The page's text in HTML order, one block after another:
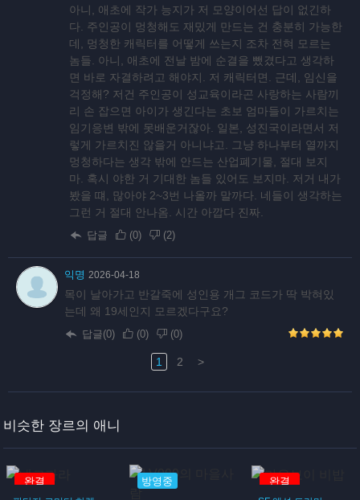
아니, 애초에 작가 능지가 저 모양이어선 답이 없긴하
다. 주인공이 멍청해도 재밌게 만드는 건 충분히 가능한
데, 멍청한 캐릭터를 어떻게 쓰는지 조차 전혀 모르는
놈들. 아니, 애초에 전날 밤에 순결을 뺐겼다고 생각하
면 바로 자결하려고 해야지. 저 캐릭터면. 근데, 임신을
걱정해? 저건 주인공이 성교육이라곤 사랑하는 사람끼
리 손 잡으면 아이가 생긴다는 초보 엄마들이 가르치는
임기응변 밖에 못배운거잖아. 일본, 성진국이라면서 저
렇게 가르치진 않을거 아니냐고. 그냥 하나부터 열까지
멍청하다는 생각 밖에 안드는 산업폐기물, 절대 보지
마. 혹시 야한 거 기대한 놈들 있어도 보지마. 저거 내가
봤을 떄, 많아야 2~3번 나올까 말까다. 네들이 생각하는
그런 거 절대 안나옴. 시간 아깝다 진짜.
답글 (0) (2)
익명 2026-04-18
목이 날아가고 반갈죽에 성인용 개그 코드가 딱 박혀있
는데 왜 19세인지 모르겠다구요?
답글(0) (0) (0)
1 2 >
비슷한 장르의 애니
완결 방영중 완결